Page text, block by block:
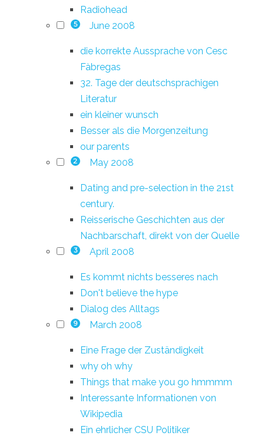
Radiohead
5 June 2008
die korrekte Aussprache von Cesc
Fàbregas
32. Tage der deutschsprachigen
Literatur
ein kleiner wunsch
Besser als die Morgenzeitung
our parents
2 May 2008
Dating and pre-selection in the 21st
century.
Reisserische Geschichten aus der
Nachbarschaft, direkt von der Quelle
3 April 2008
Es kommt nichts besseres nach
Don't believe the hype
Dialog des Alltags
9 March 2008
Eine Frage der Zuständigkeit
why oh why
Things that make you go hmmmm
Interessante Informationen von
Wikipedia
Ein ehrlicher CSU Politiker